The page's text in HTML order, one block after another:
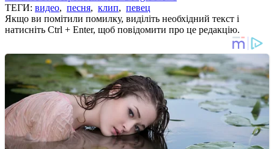
ТЕГИ: видео, песня, клип, певец
Якщо ви помітили помилку, виділіть необхідний текст і
натисніть Ctrl + Enter, щоб повідомити про це редакцію.